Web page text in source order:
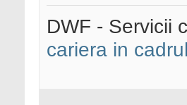
DWF - Servicii
cariera in